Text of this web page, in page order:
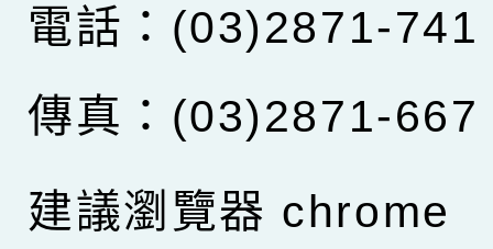
電話：(03)2871-741
傳真：(03)2871-667
建議瀏覽器 chrome